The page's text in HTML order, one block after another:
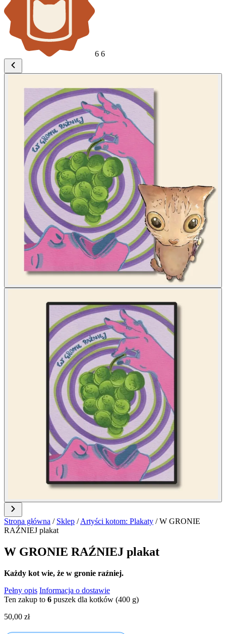
6 6
Strona główna / Sklep / Artyści kotom: Plakaty /W GRONIE
RAŹNIEJ plakat
W GRONIE RAŹNIEJ plakat
Każdy kot wie, że w gronie raźniej.
Pełny opis Informacja o dostawie
Ten zakup to 6 puszek dla kotków (400 g)
50,00 zł